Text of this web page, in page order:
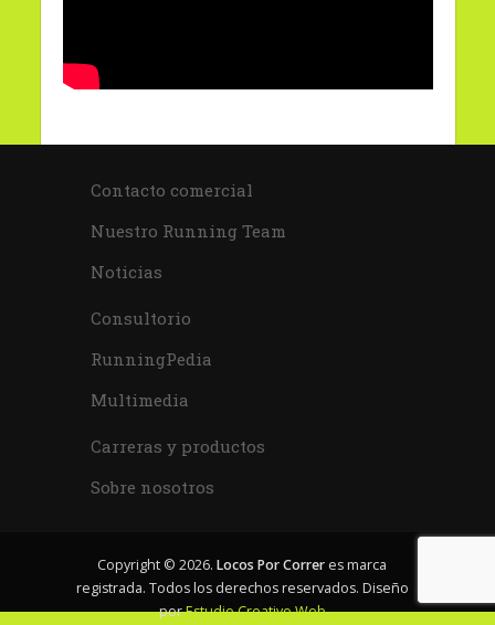
Contacto comercial
Nuestro Running Team
Noticias
Consultorio
RunningPedia
Multimedia
Carreras y productos
Sobre nosotros
Copyright © 2026. Locos Por Correr es marca
registrada. Todos los derechos reservados. Diseño
porEstudio Creativo Web